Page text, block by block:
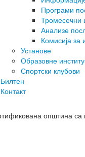
Програми
Тромесечни
Анализе
Комисија
Установе
Образовне
Спортски клубови
Билтен
Контакт